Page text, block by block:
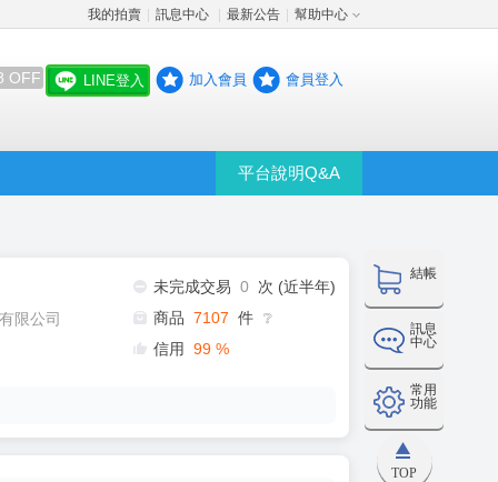
我的拍賣 訊息中心 最新公告 幫助中心
OFF LINE登入 加入會員 會員登入
平台說明Q&A
結帳
訊息
中心
常用
功能
TOP
限公司
未完成交易 0
次 (近半年)
商品 7107 件 ❔
信用 99 %